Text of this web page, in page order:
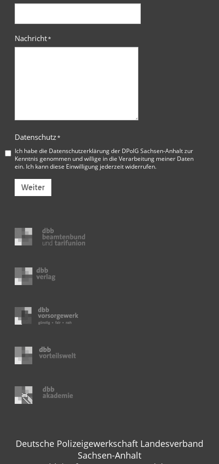
Nachricht*
Datenschutz*
Ich habe die Datenschutzerklärung der DPolG Sachsen-Anhaltzur
Kenntnis genommen und willige in die Verarbeitung meiner Daten
ein. Ich kann diese Einwilligung jederzeit widerrufen.
Weiter
Deutsche Polizeigewerkschaft Landesverband
Sachsen-Anhalt